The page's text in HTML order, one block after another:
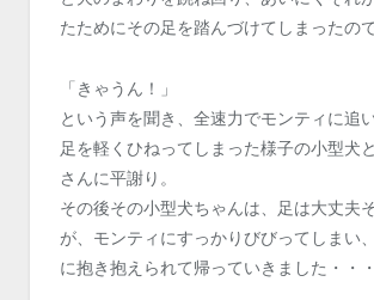
たためにその足を踏んづけてしまったので
「きゃうん！」
という声を聞き、全速力でモンティに追
足を軽くひねってしまった様子の小型犬
さんに平謝り。
その後その小型犬ちゃんは、足は大丈夫
が、モンティにすっかりびびってしまい
に抱き抱えられて帰っていきました・・・